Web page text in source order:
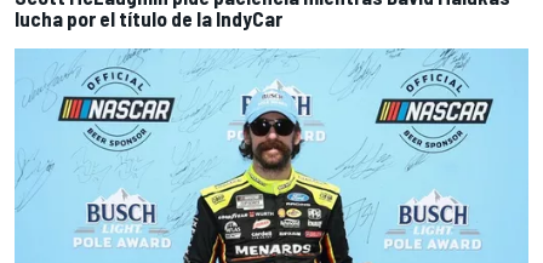
lucha por el título de la IndyCar